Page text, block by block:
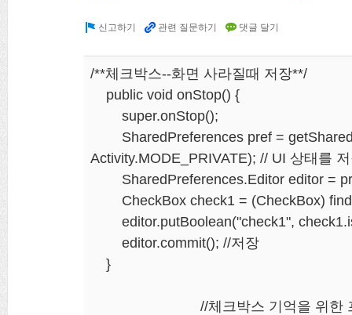
/**체크박스--화면 사라질때 저장**/
public void onStop() {
super.onStop();
SharedPreferences pref =
Activity.MODE_PRIVATE); // UI 상태를
SharedPreferences.Editor editor =
CheckBox check1 = (CheckBox)
editor.putBoolean("check1",
editor.commit(); //저장
}
//체크박스 기억을 위한 프